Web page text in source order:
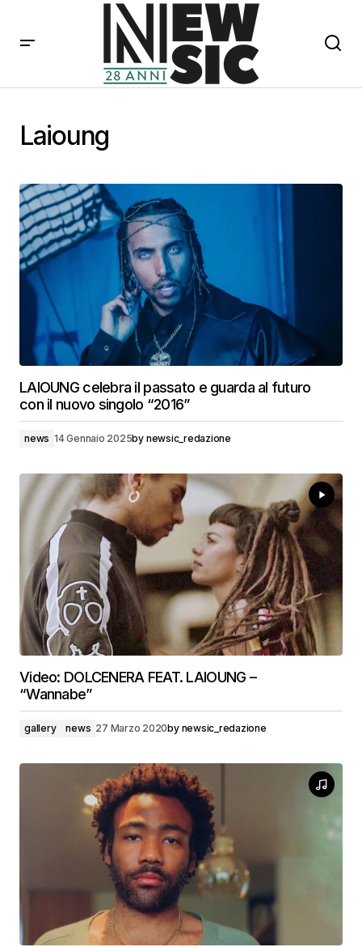
Laioung
LAIOUNG celebra il passato e guarda al futuro
con il nuovo singolo “2016”
news 14 Gennaio 2025by newsic_redazione
Video: DOLCENERA FEAT. LAIOUNG –
“Wannabe”
gallery news 27 Marzo 2020by newsic_redazione